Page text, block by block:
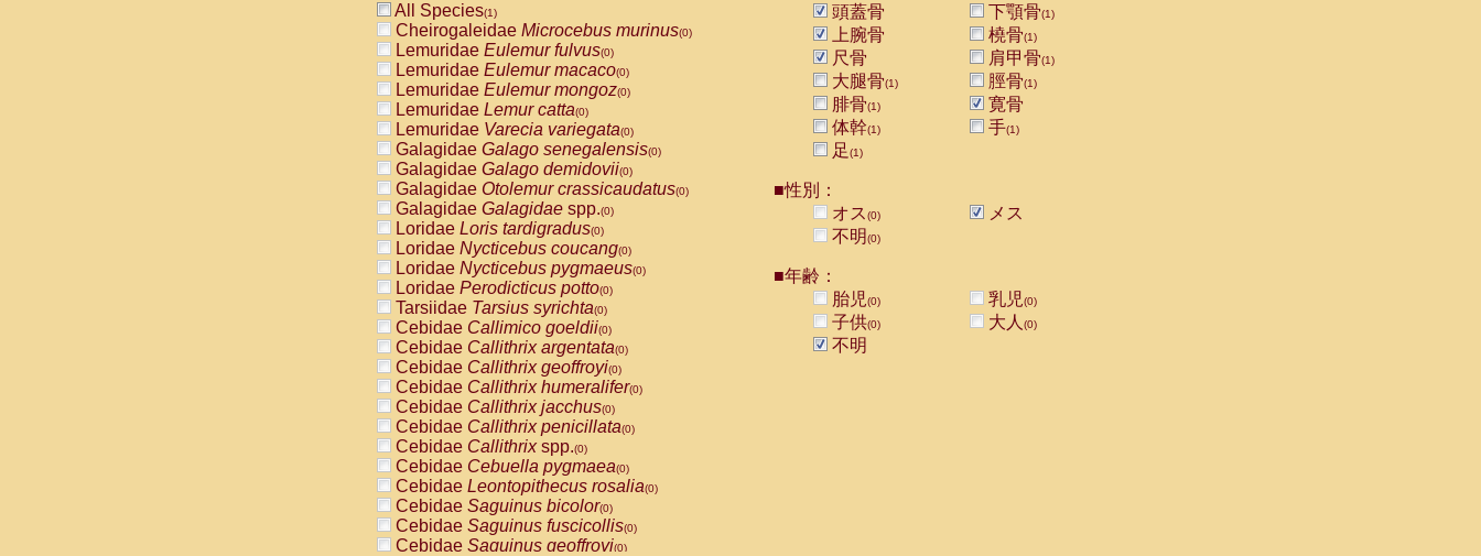
All Species(1)
Cheirogaleidae Microcebus murinus(0)
Lemuridae Eulemur fulvus(0)
Lemuridae Eulemur macaco(0)
Lemuridae Eulemur mongoz(0)
Lemuridae Lemur catta(0)
Lemuridae Varecia variegata(0)
Galagidae Galago senegalensis(0)
Galagidae Galago demidovii(0)
Galagidae Otolemur crassicaudatus(0)
Galagidae Galagidae spp.(0)
Loridae Loris tardigradus(0)
Loridae Nycticebus coucang(0)
Loridae Nycticebus pygmaeus(0)
Loridae Perodicticus potto(0)
Tarsiidae Tarsius syrichta(0)
Cebidae Callimico goeldii(0)
Cebidae Callithrix argentata(0)
Cebidae Callithrix geoffroyi(0)
Cebidae Callithrix humeralifer(0)
Cebidae Callithrix jacchus(0)
Cebidae Callithrix penicillata(0)
Cebidae Callithrixspp.(0)
Cebidae Cebuella pygmaea(0)
Cebidae Leontopithecus rosalia(0)
Cebidae Saguinus bicolor(0)
Cebidae Saguinus fuscicollis(0)
Cebidae Saguinus geoffroyi(0)
頭蓋骨 下顎骨(1)
上腕骨 橈骨(1)
尺骨 肩甲骨(1)
大腿骨(1) 脛骨(1)
腓骨(1)
寛骨
体幹(1) 手(1)
足(1)
■性別：
オス(0)
メス
不明(0)
■年齢：
胎児(0) 乳児(0)
子供(0) 大人 (0)
不明